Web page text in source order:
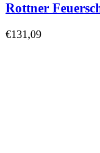
Rottner
€131,09